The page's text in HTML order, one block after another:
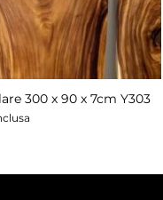
300 x 90 x 7cm Y303